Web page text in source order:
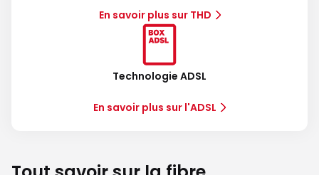
En savoir plus sur THD
Technologie ADSL
En savoir plus sur l'ADSL